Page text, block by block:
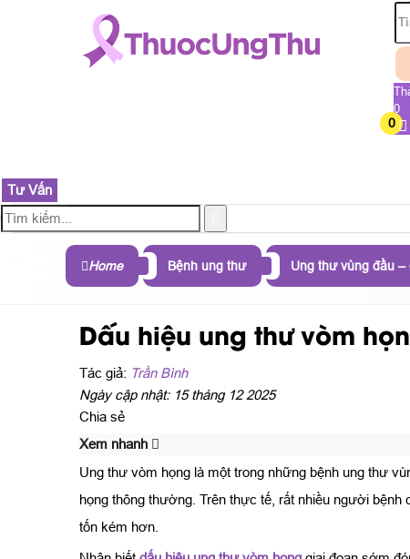
0
0
Tư Vấn
Home Bệnh ung thư Ung thư vùng đầu –
Dấu hiệu ung thư vòm
Tác giả: Trần Bình
Ngày cập nhật: 15 tháng 12 2025
Chia sẻ
Xem nhanh
Ung thư vòm họng là một trong những bệnh ung thư
họng thông thường. Trên thực tế, rất nhiều người
tốn kém hơn.